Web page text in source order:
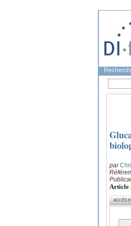
par
Article
ACCÈS